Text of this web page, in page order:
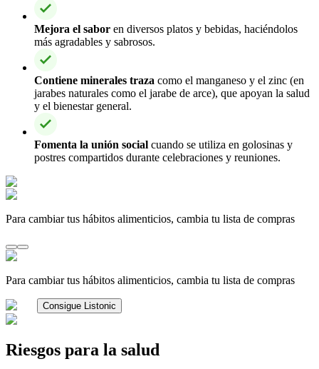
Mejora el sabor en diversos platos y bebidas, haciéndolos
más agradables y sabrosos.
Contiene minerales traza como el manganeso y el zinc (en
jarabes naturales como el jarabe de arce), que apoyan la salud
y el bienestar general.
Fomenta la unión social cuando se utiliza en golosinas y
postres compartidos durante celebraciones y reuniones.
Para cambiar tus hábitos alimenticios, cambia tu lista de compras
Para cambiar tus hábitos alimenticios, cambia tu lista de compras
Consigue Listonic
Riesgos para la salud